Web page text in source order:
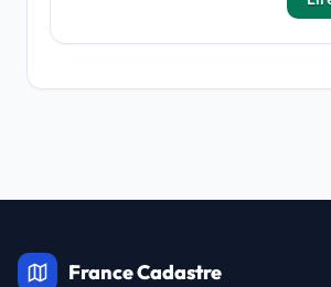
France Cadastre